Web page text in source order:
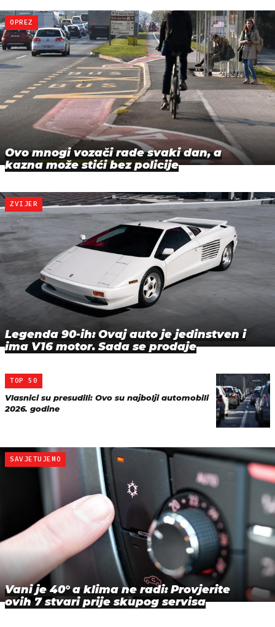
OPREZ
Ovo mnogi vozači rade svaki dan, a
kazna može stići bez policije
ZVIJER
Legenda 90-ih: Ovaj auto je jedinstven i
ima V16 motor. Sada se prodaje
TOP 50
Vlasnici su presudili: Ovo su najbolji automobili
2026. godine
SAVJETUJEMO
Vani je 40° a klima ne radi: Provjerite
ovih 7 stvari prije skupog servisa